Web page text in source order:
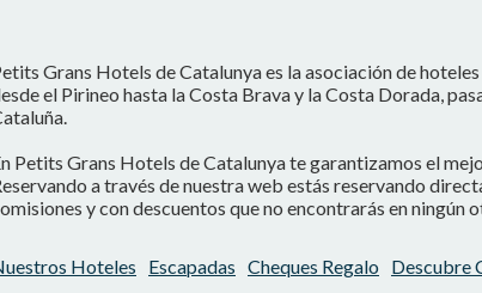
Grans Hotels de Catalunya es la asociación de
el Pirineo hasta la Costa Brava y la Costa Dorada,
Petits Grans Hotels de Catalunya te garantizamos el
a través de nuestra web estás reservando
y con descuentos que no encontrarás en ningún
Hoteles Escapadas Cheques Regalo Descubre